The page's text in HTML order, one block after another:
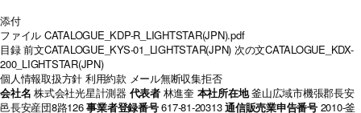
添付
ファイル CATALOGUE_KDP-R_LIGHTSTAR(JPN).pdf
目録前文CATALOGUE_KYS-01_LIGHTSTAR(JPN) 次の文CATALOGUE_KDX-
200_LIGHTSTAR(JPN)
個人情報取扱方針 利用約款 メール無断収集拒否
会社名 株式会社光星計測器 代表者林進奎 本社所在地釜山広域市機張郡長安
邑長安産団8路126事業者登録番号617-81-20313通信販売業申告番号2010-釜